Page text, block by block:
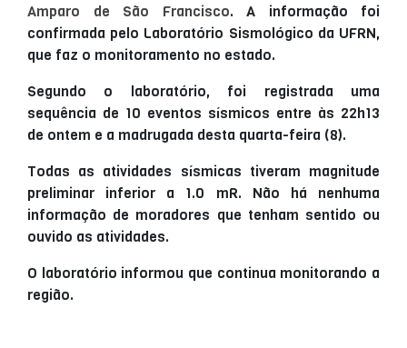
Amparo de São Francisco. A informação foi
confirmada pelo Laboratório Sismológico da UFRN,
que faz o monitoramento no estado.
Segundo o laboratório, foi registrada uma
sequência de 10 eventos sísmicos entre às 22h13
de ontem e a madrugada desta quarta-feira (8).
Todas as atividades sísmicas tiveram magnitude
preliminar inferior a 1.0 mR. Não há nenhuma
informação de moradores que tenham sentido ou
ouvido as atividades.
O laboratório informou que continua monitorando a
região.